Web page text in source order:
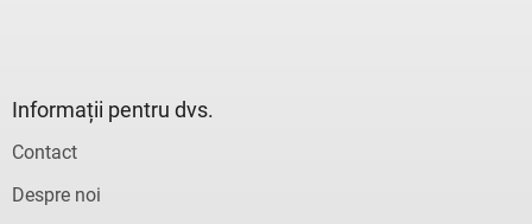
Informații pentru dvs.
Contact
Despre noi